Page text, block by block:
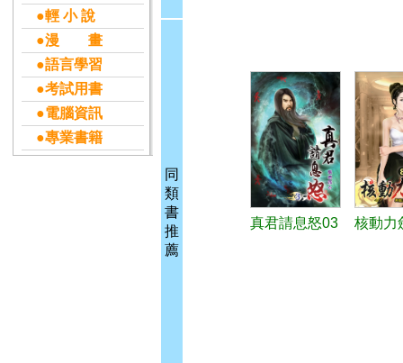
●輕 小 說
●漫 畫
●語言學習
●考試用書
●電腦資訊
●專業書籍
同
類
書
推
薦
真君請息怒03 核動力